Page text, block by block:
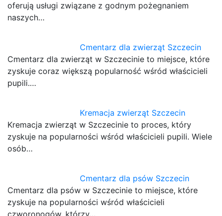
oferują usługi związane z godnym pożegnaniem
naszych…
Cmentarz dla zwierząt Szczecin
Cmentarz dla zwierząt w Szczecinie to miejsce, które
zyskuje coraz większą popularność wśród właścicieli
pupili.…
Kremacja zwierząt Szczecin
Kremacja zwierząt w Szczecinie to proces, który
zyskuje na popularności wśród właścicieli pupili. Wiele
osób…
Cmentarz dla psów Szczecin
Cmentarz dla psów w Szczecinie to miejsce, które
zyskuje na popularności wśród właścicieli